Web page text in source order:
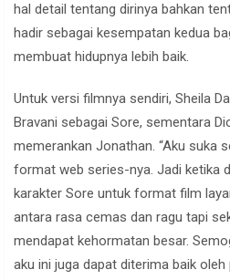
hal detail tentang dirinya bahkan
hadir sebagai kesempatan kedua
membuat hidupnya lebih baik.
Untuk versi filmnya sendiri, Sheila
Bravani sebagai Sore, sementara
memerankan Jonathan. “Aku suka
format web series-nya. Jadi ketika
karakter Sore untuk format film
antara rasa cemas dan ragu tapi
mendapat kehormatan besar.
aku ini juga dapat diterima baik oleh